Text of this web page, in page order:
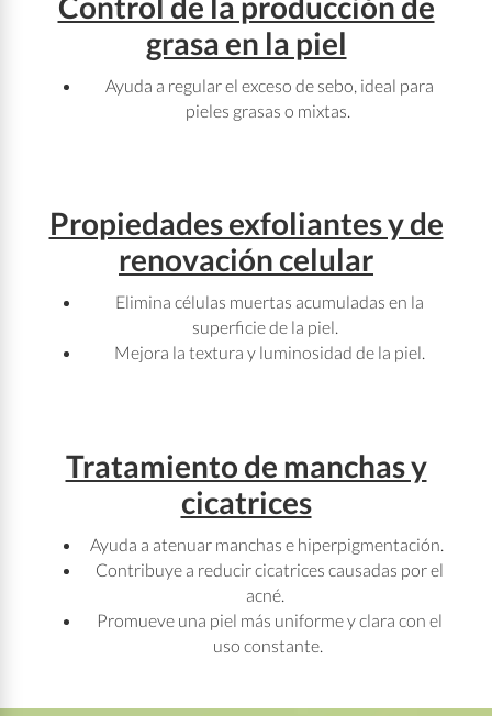
grasa en la piel
Ayuda a regular el exceso de sebo, ideal para
pieles grasas o mixtas.
Propiedades exfoliantes y de
renovación celular
Elimina células muertas acumuladas en la
superficie de la piel.
Mejora la textura y luminosidad de la piel.
Tratamiento de manchas y
cicatrices
Ayuda a atenuar manchas e hiperpigmentación.
Contribuye a reducir cicatrices causadas por el
acné.
Promueve una piel más uniforme y clara con el
uso constante.